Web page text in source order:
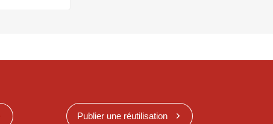
Publier une réutilisation